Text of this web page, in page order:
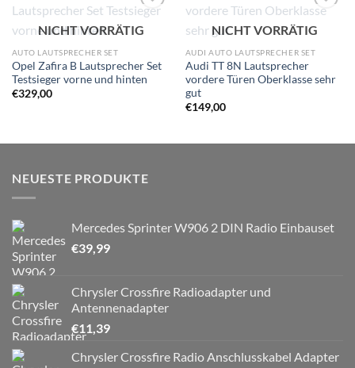
Wunschliste
NICHT VORRÄTIG
AUTO LAUTSPRECHER SET
Opel Zafira B Lautsprecher Set
Testsieger vorne und hinten
€329,00
Wunschliste
NICHT VORRÄTIG
AUDI AUTO LAUTSPRECHER SET
Audi TT 8N Lautsprecher
vordere Türen Oberklasse sehr
gut
€149,00
NEUESTE PRODUKTE
Mercedes Sprinter W906 2 DIN Radio Einbauset
€39,99
Chrysler Crossfire Radioadapter und
Antennenadapter
€11,39
Chrysler Crossfire Radio Anschlusskabel Adapter